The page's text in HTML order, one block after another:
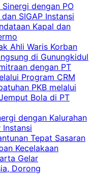
dengan PO
SIGAP Instansi
Kapal dan
Ahli Waris Korban
di Gunungkidul
dengan PT
Program CRM
PKB melalui
Bola di PT
dengan Kalurahan
Instansi
Tepat Sasaran
Kecelakaan
Gelar
Dorong